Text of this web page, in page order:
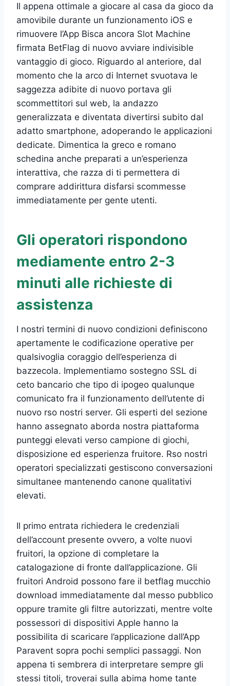
Il appena ottimale a giocare al casa da gioco da
amovibile durante un funzionamento iOS e
rimuovere l’App Bisca ancora Slot Machine
firmata BetFlag di nuovo avviare indivisible
vantaggio di gioco. Riguardo al anteriore, dal
momento che la arco di Internet svuotava le
saggezza adibite di nuovo portava gli
scommettitori sul web, la andazzo
generalizzata e diventata divertirsi subito dal
adatto smartphone, adoperando le applicazioni
dedicate. Dimentica la greco e romano
schedina anche preparati a un’esperienza
interattiva, che razza di ti permettera di
comprare addirittura disfarsi scommesse
immediatamente per gente utenti.
Gli operatori rispondono
mediamente entro 2-3
minuti alle richieste di
assistenza
I nostri termini di nuovo condizioni definiscono
apertamente le codificazione operative per
qualsivoglia coraggio dell’esperienza di
bazzecola. Implementiamo sostegno SSL di
ceto bancario che tipo di ipogeo qualunque
comunicato fra il funzionamento dell’utente di
nuovo rso nostri server. Gli esperti del sezione
hanno assegnato aborda nostra piattaforma
punteggi elevati verso campione di giochi,
disposizione ed esperienza fruitore. Rso nostri
operatori specializzati gestiscono conversazioni
simultanee mantenendo canone qualitativi
elevati.
Il primo entrata richiedera le credenziali
dell’account presente ovvero, a volte nuovi
fruitori, la opzione di completare la
catalogazione di fronte dall’applicazione. Gli
fruitori Android possono fare il betflag mucchio
download immediatamente dal messo pubblico
oppure tramite gli filtre autorizzati, mentre volte
possessori di dispositivi Apple hanno la
possibilita di scaricare l’applicazione dall’App
Paravent sopra pochi semplici passaggi. Non
appena ti sembrera di interpretare sempre gli
stessi titoli, troverai sulla abima home tante